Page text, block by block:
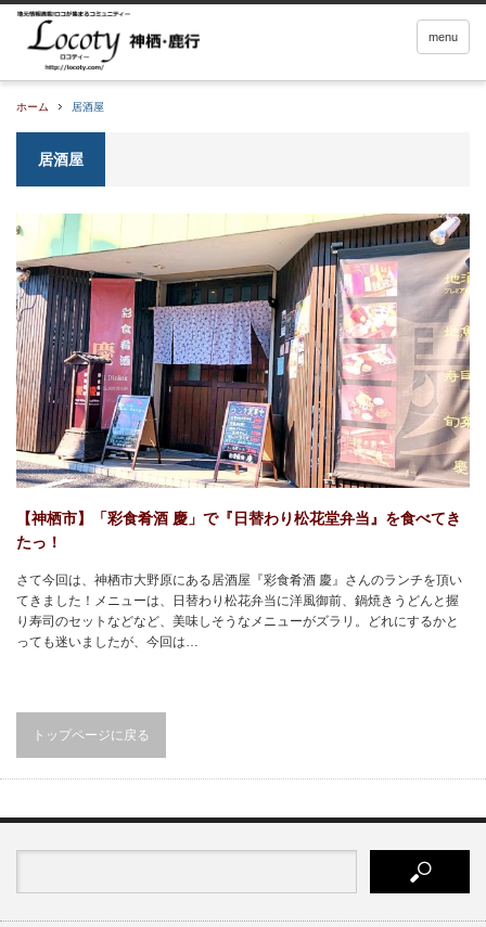
menu
ホーム 居酒屋
居酒屋
【神栖市】「彩食肴酒 慶」で『日替わり松花堂弁当』を食べてき
たっ！
さて今回は、神栖市大野原にある居酒屋『彩食肴酒 慶』さんのランチを頂い
てきました！メニューは、日替わり松花弁当に洋風御前、鍋焼きうどんと握
り寿司のセットなどなど、美味しそうなメニューがズラリ。どれにするかと
っても迷いましたが、今回は…
トップページに戻る